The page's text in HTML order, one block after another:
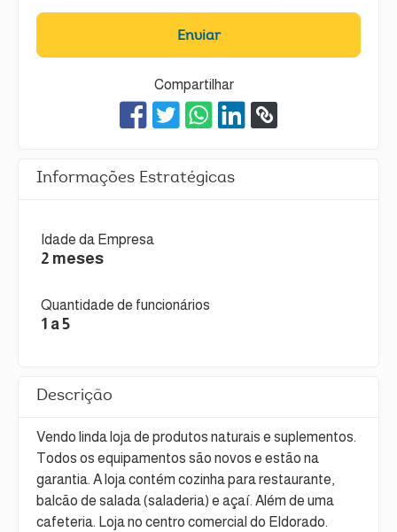
Enviar
Compartilhar
Informações Estratégicas
Idade da Empresa
2 meses
Quantidade de funcionários
1 a 5
Descrição
Vendo linda loja de produtos naturais e suplementos.
Todos os equipamentos são novos e estão na
garantia. A loja contém cozinha para restaurante,
balcão de salada (saladeria) e açaí. Além de uma
cafeteria. Loja no centro comercial do Eldorado.